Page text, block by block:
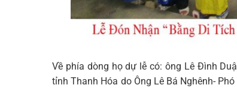
Về phía dòng họ dự lễ có: ông Lê Đình
tỉnh Thanh Hóa do Ông Lê Bá Nghênh-